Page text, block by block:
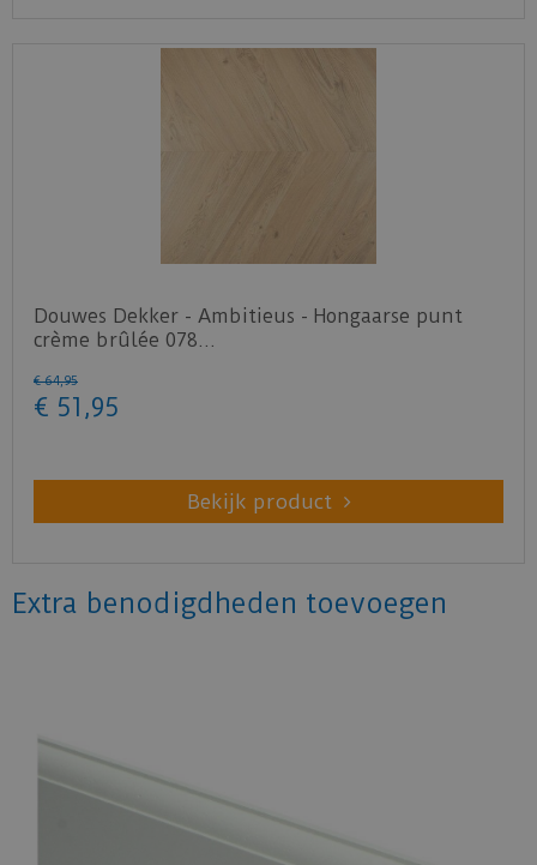
Douwes Dekker - Ambitieus - Hongaarse punt
crème brûlée 078…
€ 64,95
€ 51 ,95
Bekijk product
Extra benodigdheden toevoegen